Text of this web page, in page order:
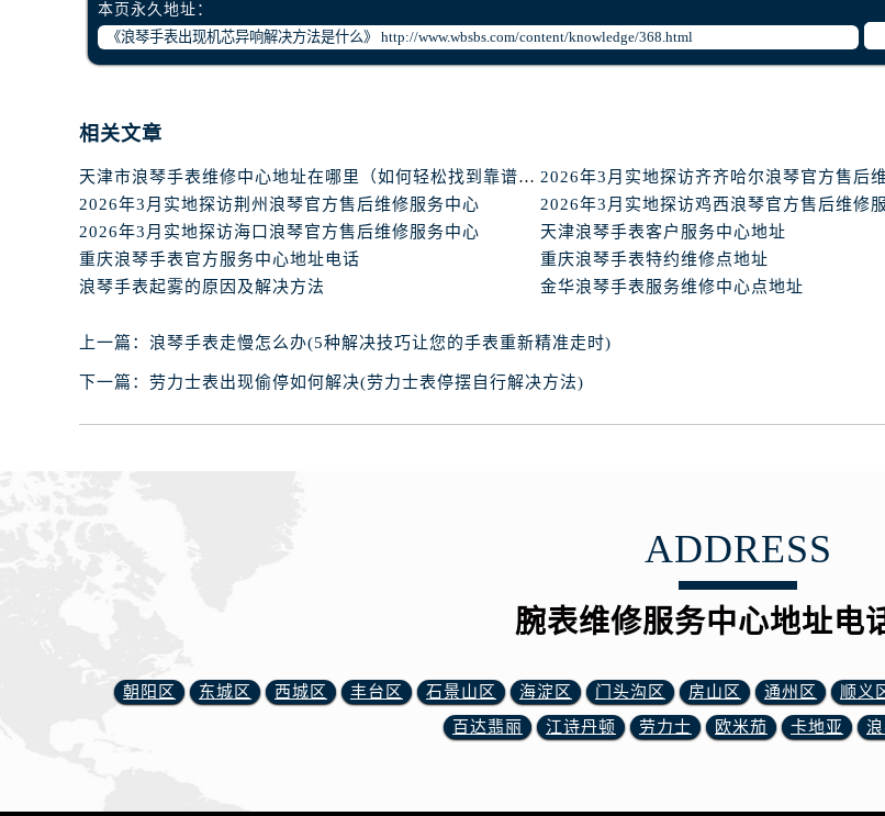
海口市龙华区金贸东路5号海口华润大厦B座17层1707室（需提前预约）
唐山市路南区新华东道100号万达广场写字楼A座10层1002室（需提前预约）
重庆市解放碑渝中区民权路28号英利国际金融中心写字楼20层01室（需提前预约）
黑龙江省大庆市萨尔图区会战大街腕表网售后服务中心（需提前预约）
黑龙江省鹤岗市向阳区红军路腕表网售后服务中心（需提前预约）
黑龙江省黑河市爱辉区中央街腕表网售后服务中心（需提前预约）
黑龙江省佳木斯市向阳区长安路腕表网售后服务中心（需提前预约）
黑龙江省七台河市桃山区大同街腕表网售后服务中心（需提前预约）
黑龙江省齐齐哈尔市龙沙区龙华路腕表网售后服务中心（需提前预约）
吉林省白城市洮北区明仁南街腕表网售后服务中心（需提前预约）
吉林省白山市浑江区浑江大街腕表网售后服务中心（需提前预约）
吉林省吉林市船营区河南街腕表网售后服务中心（需提前预约）
吉林省辽源市龙山区人民大街腕表网售后服务中心（需提前预约）
吉林省四平市铁东区紫气大路与南九经街交汇处腕表网售后服务中心（需提前预约）
吉林省松原市宁江区五环大街腕表网售后服务中心（需提前预约）
本页永久地址：
相关文章
天津市浪琴手表维修中心地址在哪里（如何轻松找到靠谱维修点） 2026年3月实地探访齐齐哈尔浪琴官方售后
2026年3月实地探访荆州浪琴官方售后维修服务中心
2026年3月实地探访鸡西浪琴官方售后维修
2026年3月实地探访海口浪琴官方售后维修服务中心
天津浪琴手表客户服务中心地址
重庆浪琴手表官方服务中心地址电话
重庆浪琴手表特约维修点地址
浪琴手表起雾的原因及解决方法
金华浪琴手表服务维修中心点地址
上一篇： 浪琴手表走慢怎么办(5种解决技巧让您的手表重新精准走时)
下一篇： 劳力士表出现偷停如何解决(劳力士表停摆自行解决方法)
ADDRESS
腕表维修服务中心地址电
朝阳区 东城区 西城区 丰台区 石景山区 海淀区 门头沟区 房山区 通州区 顺义
百达翡丽
江诗丹顿 劳力士 欧米茄 卡地亚